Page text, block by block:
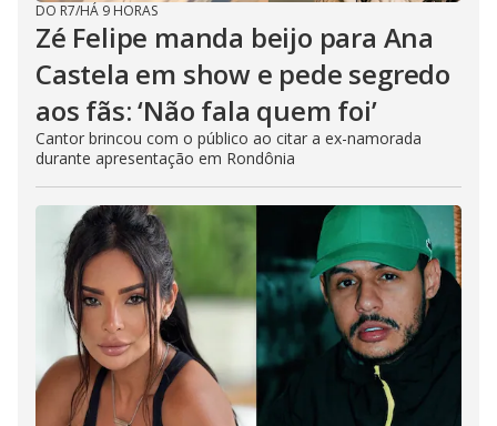
DO R7/HÁ 9 HORAS
Zé Felipe manda beijo para Ana
Castela em show e pede segredo
aos fãs: ‘Não fala quem foi’
Cantor brincou com o público ao citar a ex-namorada
durante apresentação em Rondônia